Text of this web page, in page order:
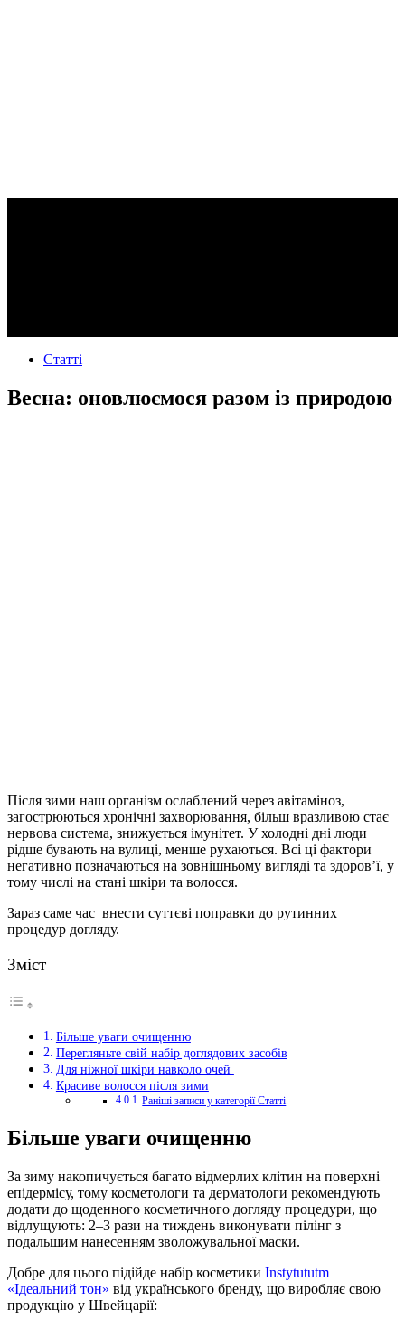
Статті
Весна: оновлюємося разом із природою
Після зими наш організм ослаблений через авітаміноз,
загострюються хронічні захворювання, більш вразливою стає
нервова система, знижується імунітет. У холодні дні люди
рідше бувають на вулиці, менше рухаються. Всі ці фактори
негативно позначаються на зовнішньому вигляді та здоров’ї, у
тому числі на стані шкіри та волосся.
Зараз саме час внести суттєві поправки до рутинних
процедур догляду.
Зміст
Більше уваги очищенню
Перегляньте свій набір доглядових засобів
Для ніжної шкіри навколо очей
Красиве волосся після зими
Раніші записи у категорії Статті
Більше уваги очищенню
За зиму накопичується багато відмерлих клітин на поверхні
епідермісу, тому косметологи та дерматологи рекомендують
додати до щоденного косметичного догляду процедури, що
відлущують: 2–3 рази на тиждень виконувати пілінг з
подальшим нанесенням зволожувальної маски.
Добре для цього підійде набір косметики Instytututm
«Ідеальний тон» від українського бренду, що виробляє свою
продукцію у Швейцарії: